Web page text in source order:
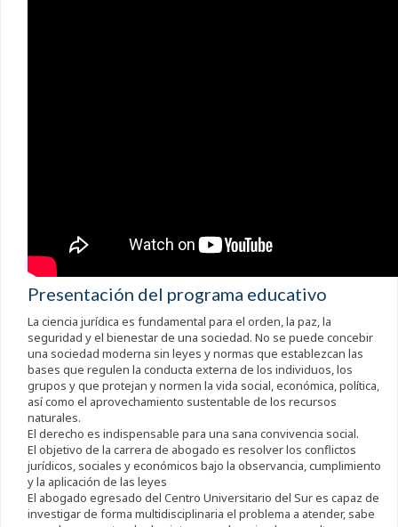
Presentación del programa educativo
La ciencia jurídica es fundamental para el orden, la paz, la
seguridad y el bienestar de una sociedad. No se puede concebir
una sociedad moderna sin leyes y normas que establezcan las
bases que regulen la conducta externa de los individuos, los
grupos y que protejan y normen la vida social, económica, política,
así como el aprovechamiento sustentable de los recursos
naturales.
El derecho es indispensable para una sana convivencia social.
El objetivo de la carrera de abogado es resolver los conflictos
jurídicos, sociales y económicos bajo la observancia, cumplimiento
y la aplicación de las leyes
El abogado egresado del Centro Universitario del Sur es capaz de
investigar de forma multidisciplinaria el problema a atender, sabe